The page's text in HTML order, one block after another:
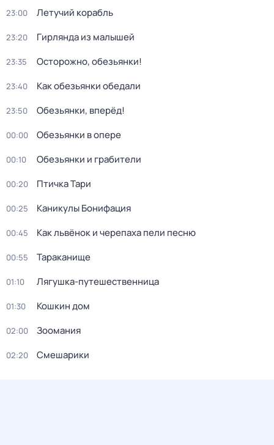
23:00 Летучий корабль
23:20 Гирлянда из малышей
23:35 Осторожно, обезьянки!
23:40 Как обезьянки обедали
23:50 Обезьянки, вперёд!
00:00 Обезьянки в опере
00:10 Обезьянки и грабители
00:20 Птичка Тари
00:25 Каникулы Бонифация
00:45 Как львёнок и черепаха пели песню
00:55 Тараканище
01:10 Лягушка-путешественница
01:30 Кошкин дом
02:00 Зоомания
02:20 Смешарики